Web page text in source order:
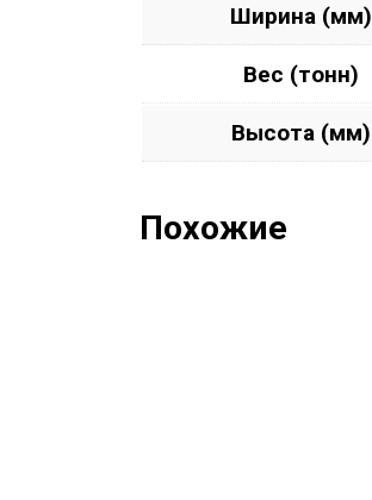
Ширина (мм)
Вес (тонн)
Высота (мм)
Похожие